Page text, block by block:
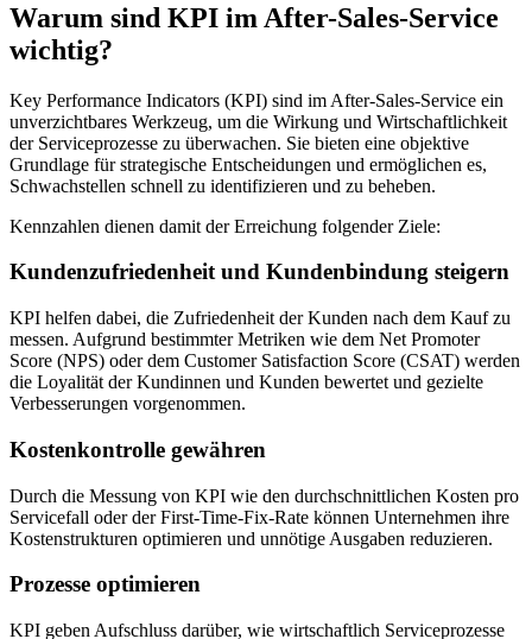
Warum sind KPI im After-Sales-Service
wichtig?
Key Performance Indicators (KPI) sind im After-Sales-Service ein
unverzichtbares Werkzeug, um die Wirkung und Wirtschaftlichkeit
der Serviceprozesse zu überwachen. Sie bieten eine objektive
Grundlage für strategische Entscheidungen und ermöglichen es,
Schwachstellen schnell zu identifizieren und zu beheben.
Kennzahlen dienen damit der Erreichung folgender Ziele:
Kundenzufriedenheit und Kundenbindung steigern
KPI helfen dabei, die Zufriedenheit der Kunden nach dem Kauf zu
messen. Aufgrund bestimmter Metriken wie dem Net Promoter
Score (NPS) oder dem Customer Satisfaction Score (CSAT) werden
die Loyalität der Kundinnen und Kunden bewertet und gezielte
Verbesserungen vorgenommen.
Kostenkontrolle gewähren
Durch die Messung von KPI wie den durchschnittlichen Kosten pro
Servicefall oder der First-Time-Fix-Rate können Unternehmen ihre
Kostenstrukturen optimieren und unnötige Ausgaben reduzieren.
Prozesse optimieren
KPI geben Aufschluss darüber, wie wirtschaftlich Serviceprozesse